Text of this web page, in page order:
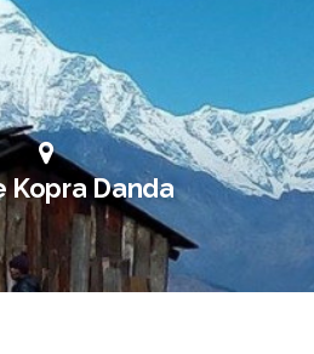
Kopra Danda